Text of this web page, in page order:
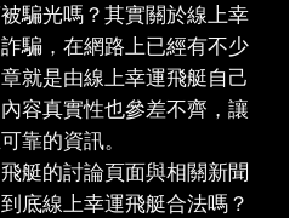
騙光嗎？其實關於線上幸
騙，在網路上已經有不少
就是由線上幸運飛艇自己
容真實性也參差不齊，讓
靠的資訊。
艇的討論頁面與相關新聞
底線上幸運飛艇合法嗎？